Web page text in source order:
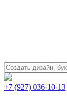
+7 (927) 036-10-13